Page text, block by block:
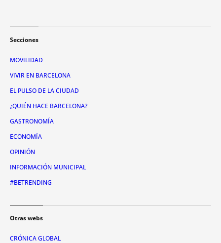
Secciones
MOVILIDAD
VIVIR EN BARCELONA
EL PULSO DE LA CIUDAD
¿QUIÉN HACE BARCELONA?
GASTRONOMÍA
ECONOMÍA
OPINIÓN
INFORMACIÓN MUNICIPAL
#BETRENDING
Otras webs
CRÓNICA GLOBAL